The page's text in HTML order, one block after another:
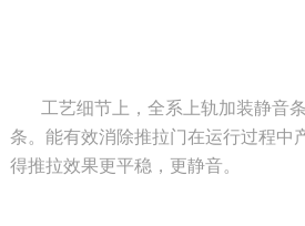
工艺细节上，全系上轨加装静音
条。能有效消除推拉门在运行过程中
得推拉效果更平稳，更静音。